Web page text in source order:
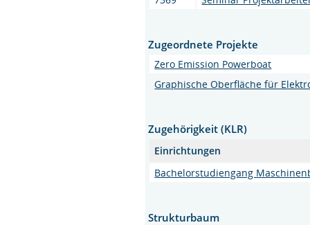
Zugeordnete Projekte
Zero Emission Powerboat
Graphische Oberfläche für
Zugehörigkeit (KLR)
Einrichtungen
Bachelorstudiengang
Strukturbaum